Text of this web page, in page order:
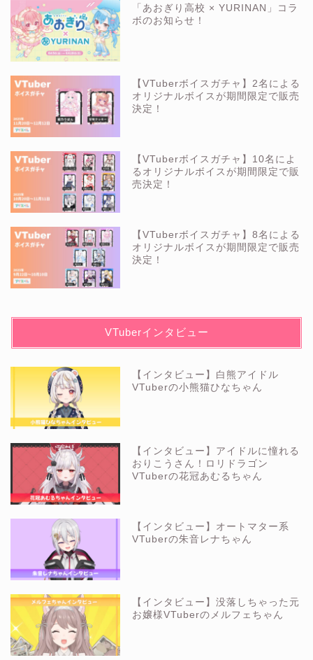
「あおぎり高校 × YURINAN」コラ
ボのお知らせ！
【VTuberボイスガチャ】2名による
オリジナルボイスが期間限定で販売
決定！
【VTuberボイスガチャ】10名によ
るオリジナルボイスが期間限定で販
売決定！
【VTuberボイスガチャ】8名による
オリジナルボイスが期間限定で販売
決定！
VTuberインタビュー
【インタビュー】白熊アイドル
VTuberの小熊猫ひなちゃん
【インタビュー】アイドルに憧れる
おりこうさん！ロリドラゴン
VTuberの花冠あむるちゃん
【インタビュー】オートマター系
VTuberの朱音レナちゃん
【インタビュー】没落しちゃった元
お嬢様VTuberのメルフェちゃん